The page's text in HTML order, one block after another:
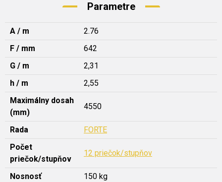
Parametre
A / m
2.76
F / mm
642
G / m
2,31
h / m
2,55
Maximálny dosah
(mm)
4550
Rada
FORTE
Počet
priečok/stupňov
12 priečok/stupňov
Nosnosť
150 kg